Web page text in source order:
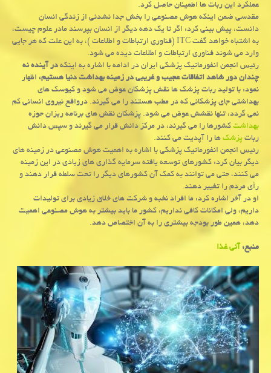
عملكرد این ربات ها اطمینان حاصل كرد.
مقدسی ضمن اینكه هوش مصنوعی را بخش جدا نشدنی از زندگی انسان
دانست، پیش بینی كرد: اگر تا یك دهه دیگر از انسان بپرسند مادر علوم چیست،
به اشتباه خواهد گفت ITC (فناوری ارتباطات و اطلاعات )، به این علت كه هر جایی
وارد می شوند فناوری ارتباطات و اطلاعات دیده می شود.
رئیس انجمن انفورماتیك پزشكی ایران در ادامه با اشاره به اینكهدر آینده نه
چندان دور شاهد اتفاقات عجیب و غریبی در زمینه بهداشت دنیا هستیم،اظهار
نمود: با تولید ربات پزشك ها نقش پزشكان عوض می شود و كیوسك های
بهداشتی جای پزشكانی كه در مطب هستند را می گیرند. درواقع نیروی انسانی كم
نمی گردد، تنها نقشش عوض می شود. پزشكان نقش های برنامه ریزان حوزه
بهداشتكشورها را می گیرند، در مركز دانش قرار می گیرند و سپس دانش
رباتپزشكها را آپدیت می كنند.
رئیس انجمن انفورماتیك پزشكی با اشاره به اهمیت هوش مصنوعی در زمینه های
دیگر بیان كرد: كشورهای توسعه یافته سرمایه گذاری های زیادی در این زمینه
می كنند، حتی می توانند به كمك آن كشورهای دیگر را تحت سلطه قرار دهند و
رأی مردم را تغییر دهند.
او در آخر اشاره كرد: ما افراد نخبه و شركت های خلاق زیادی برای تولیدات
داریم، ولی امكانات كافی نداریم، كشور ما باید بیشتر به هوش مصنوعی اهمیت
دهد، همین طور بودجه بیشتری را به آن اختصاص دهد.
منبع:آنی غذا